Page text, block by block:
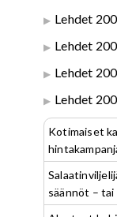
Lehdet
Lehdet
Lehdet
Lehdet
Kotimaiset
säännöt – tai